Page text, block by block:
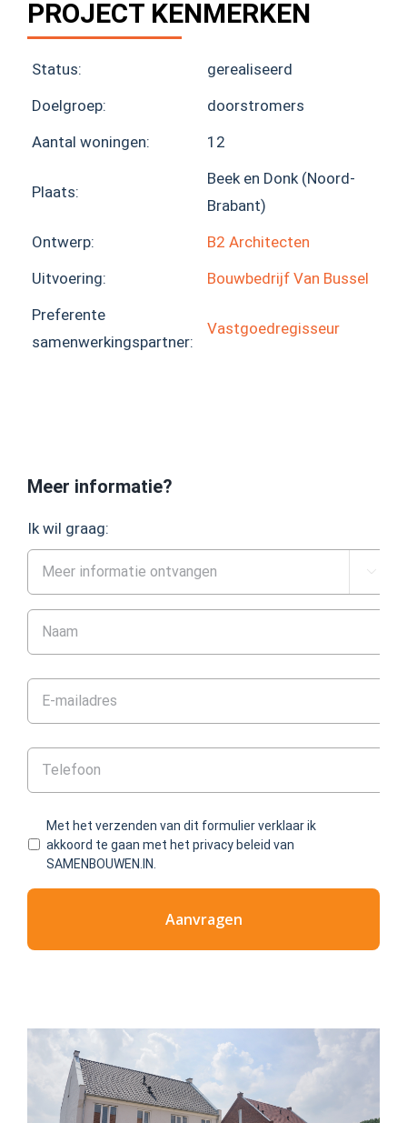
PROJECT KENMERKEN
Status:
gerealiseerd
Doelgroep:
doorstromers
Aantal woningen:
12
Plaats:
Beek en Donk (Noord-
Brabant)
Ontwerp:
B2 Architecten
Uitvoering:
Bouwbedrijf Van Bussel
Preferente
samenwerkingspartner:
Vastgoedregisseur
Meer informatie?
Ik wil graag:

Met het verzenden van dit formulier verklaar ik
akkoord te gaan met het privacy beleid van
SAMENBOUWEN.IN.